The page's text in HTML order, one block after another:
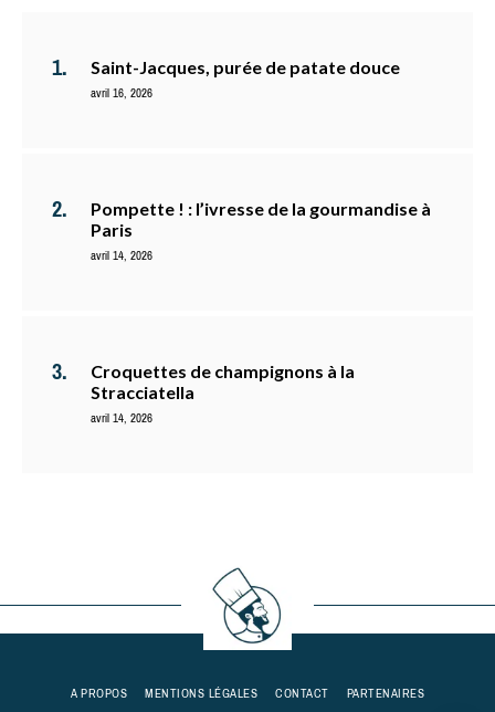
Saint-Jacques, purée de patate douce
avril 16, 2026
Pompette ! : l’ivresse de la gourmandise à
Paris
avril 14, 2026
Croquettes de champignons à la
Stracciatella
avril 14, 2026
A PROPOS MENTIONS LÉGALES CONTACT PARTENAIRES